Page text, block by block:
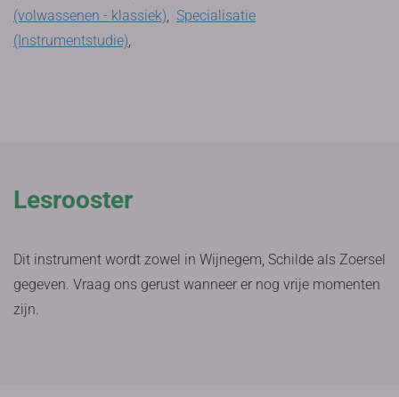
(volwassenen - klassiek), Specialisatie
(Instrumentstudie),
Lesrooster
Dit instrument wordt zowel in Wijnegem, Schilde als Zoersel
gegeven. Vraag ons gerust wanneer er nog vrije momenten
zijn.